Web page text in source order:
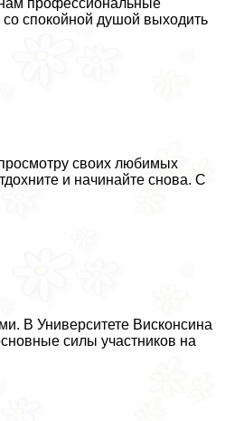
спокойной душой выходить
своих любимых
и начинайте снова. С
В Университете Висконсина
силы участников на